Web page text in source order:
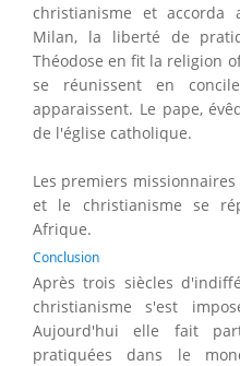
christianisme et
Milan, la liberté de
Théodose en fit la religion
se réunissent en
apparaissent. Le pape,
de l'église catholique.
Les premiers
et le christianisme se
Afrique.
Conclusion
Après trois siècles
christianisme s'est
Aujourd'hui elle fait
pratiquées dans le